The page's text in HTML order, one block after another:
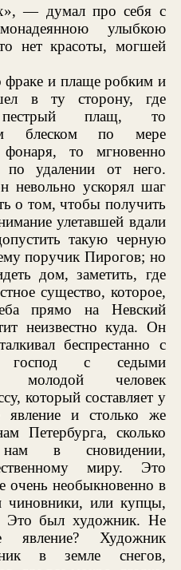
— думал про себя с
улыбкою
нет красоты, могшей
фраке и плаще робким и
в ту сторону, где
пестрый плащ, то
блеском по мере
то мгновенно
удалении от него.
невольно ускорял шаг
о том, чтобы получить
улетавшей вдали
такую черную
поручик Пирогов; но
дом, заметить, где
существо, которое,
прямо на Невский
неизвестно куда. Он
беспрестанно с
господ с седыми
молодой человек
который составляет у
явление и столько же
Петербурга, сколько
в сновидении,
миру. Это
очень необыкновенно в
чиновники, или купцы,
Это был художник. Не
явление? Художник
в земле снегов,